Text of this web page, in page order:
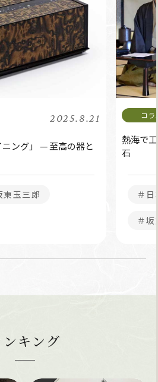
2025.8.21
ニング」 — 至高の器と
東玉三郎
熱海で
石
＃
＃
ンキング